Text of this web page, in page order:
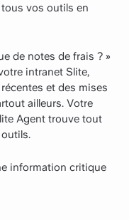
vos outils en
de notes de frais ? »
intranet Slite,
et des mises
ailleurs. Votre
Agent trouve tout
information critique